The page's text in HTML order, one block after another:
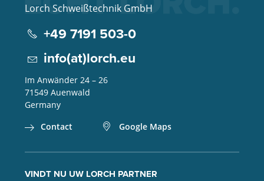
Lorch Schweißtechnik GmbH
+49 7191 503-0
info(at)lorch.eu
Im Anwänder 24 – 26
71549 Auenwald
Germany
Contact
Google Maps
VINDT NU UW LORCH PARTNER